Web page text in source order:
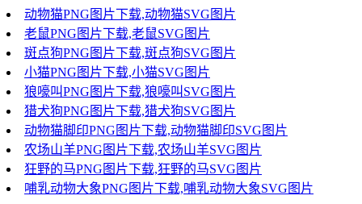
动物猫PNG图片下载,动物猫SVG图片
老鼠PNG图片下载,老鼠SVG图片
斑点狗PNG图片下载,斑点狗SVG图片
小猫PNG图片下载,小猫SVG图片
狼嚎叫PNG图片下载,狼嚎叫SVG图片
猎犬狗PNG图片下载,猎犬狗SVG图片
动物猫脚印PNG图片下载,动物猫脚印SVG图片
农场山羊PNG图片下载,农场山羊SVG图片
狂野的马PNG图片下载,狂野的马SVG图片
哺乳动物大象PNG图片下载,哺乳动物大象SVG图片